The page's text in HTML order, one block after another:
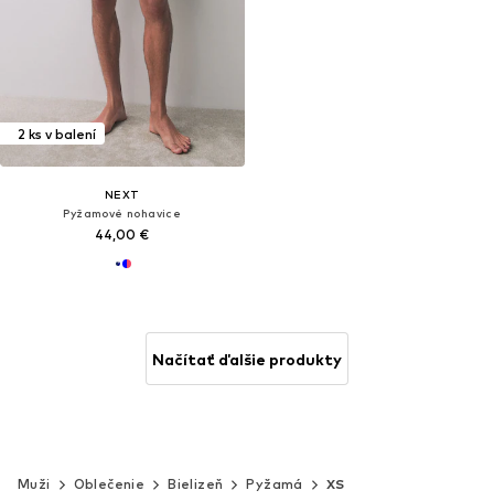
2 ks v balení
NEXT
Pyžamové nohavice
44,00 €
Načítať ďalšie produkty
Muži Oblečenie Bielizeň Pyžamá XS